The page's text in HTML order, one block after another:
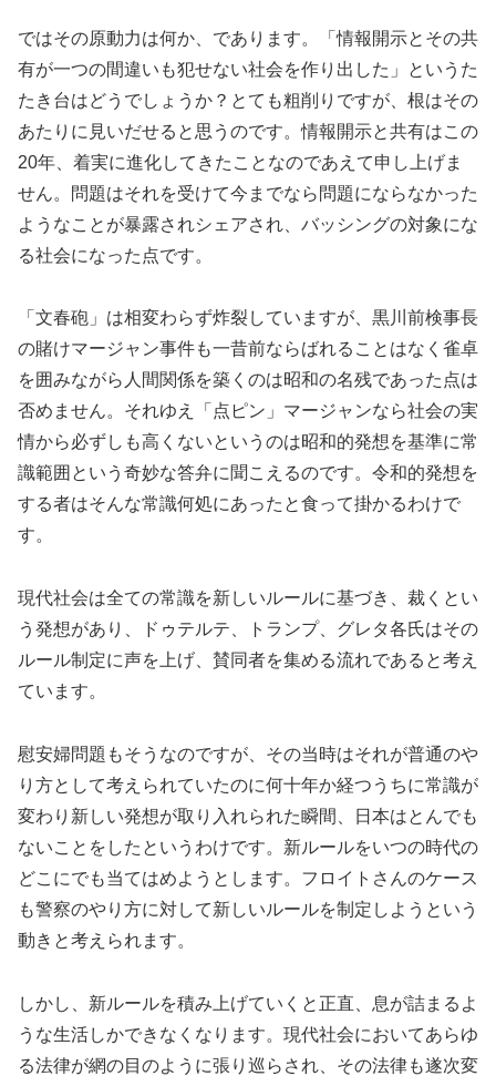
ではその原動力は何か、であります。「情報開示とその共
有が一つの間違いも犯せない社会を作り出した」というた
たき台はどうでしょうか？とても粗削りですが、根はその
あたりに見いだせると思うのです。情報開示と共有はこの
20年、着実に進化してきたことなのであえて申し上げま
せん。問題はそれを受けて今までなら問題にならなかった
ようなことが暴露されシェアされ、バッシングの対象にな
る社会になった点です。
「文春砲」は相変わらず炸裂していますが、黒川前検事長
の賭けマージャン事件も一昔前ならばれることはなく雀卓
を囲みながら人間関係を築くのは昭和の名残であった点は
否めません。それゆえ「点ピン」マージャンなら社会の実
情から必ずしも高くないというのは昭和的発想を基準に常
識範囲という奇妙な答弁に聞こえるのです。令和的発想を
する者はそんな常識何処にあったと食って掛かるわけで
す。
現代社会は全ての常識を新しいルールに基づき、裁くとい
う発想があり、ドゥテルテ、トランプ、グレタ各氏はその
ルール制定に声を上げ、賛同者を集める流れであると考え
ています。
慰安婦問題もそうなのですが、その当時はそれが普通のや
り方として考えられていたのに何十年か経つうちに常識が
変わり新しい発想が取り入れられた瞬間、日本はとんでも
ないことをしたというわけです。新ルールをいつの時代の
どこにでも当てはめようとします。フロイトさんのケース
も警察のやり方に対して新しいルールを制定しようという
動きと考えられます。
しかし、新ルールを積み上げていくと正直、息が詰まるよ
うな生活しかできなくなります。現代社会においてあらゆ
る法律が網の目のように張り巡らされ、その法律も遂次変